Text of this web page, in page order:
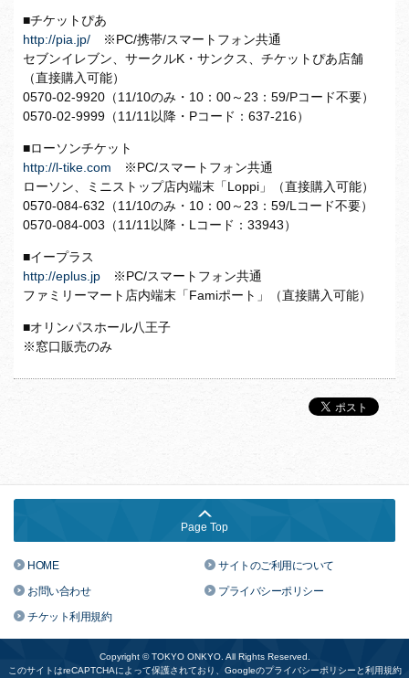
■チケットぴあ
http://pia.jp/ ※PC/携帯/スマートフォン共通
セブンイレブン、サークルK・サンクス、チケットぴあ店舗
（直接購入可能）
0570-02-9920（11/10のみ・10：00～23：59/Pコード不要）
0570-02-9999（11/11以降・Pコード：637-216）
■ローソンチケット
http://l-tike.com ※PC/スマートフォン共通
ローソン、ミニストップ店内端末「Loppi」（直接購入可能）
0570-084-632（11/10のみ・10：00～23：59/Lコード不要）
0570-084-003（11/11以降・Lコード：33943）
■イープラス
http://eplus.jp ※PC/スマートフォン共通
ファミリーマート店内端末「Famiポート」（直接購入可能）
■オリンパスホール八王子
※窓口販売のみ
Page Top
HOME
サイトのご利用について
お問い合わせ
プライバシーポリシー
チケット利用規約
Copyright © TOKYO ONKYO. All Rights Reserved.
このサイトはreCAPTCHAによって保護されており、Googleのプライバシーポリシーと利用規約